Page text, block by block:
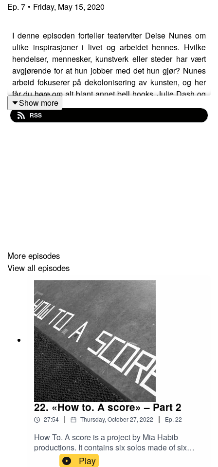
Ep. 7 • Friday, May 15, 2020
I denne episoden forteller teaterviter Deise Nunes om
ulike inspirasjoner i livet og arbeidet hennes. Hvilke
hendelser, mennesker, kunstverk eller steder har vært
avgjørende for at hun jobber med det hun gjør? Nunes
arbeid fokuserer på dekolonisering av kunsten, og her
får du høre om alt blant annet bell hooks, Julie Dash og
Jeanette Ehlers.
City of Oslo.
Referanseliste:
Bøker/tekster: bell hooks:The oppositional gaze: Black
Female Spectators /Minna Salami:
Knowledge: A Black Feminist Approach for Everyone /
Chimamanda Ngozi Adichie: The danger of the single
(Ted-talk)/ Akwaeke Emezi:Freshwater
Film: Julie Dash: Daughters of the Dust /Ana Du
Vernay: Middle of Nowhereog13th /Sabrina Fidalgo:
QueenogAlfazema /
Pedro Almodóvar:Women of the verge of a nervous
Show more
RSS
More episodes
View all episodes
22. «How to. A score» – Part 2
27:54 | Thursday, October 27, 2022 | Ep. 22
How To. A score is a project by Mia Habib
productions. It contains six solos made of six
choreographers from six different countries. This
Play